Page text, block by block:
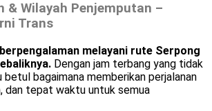
& Wilayah Penjemputan –
Trans
melayani rute Serpong
Dengan jam terbang yang tidak
betul bagaimana memberikan perjalanan
dan tepat waktu untuk semua